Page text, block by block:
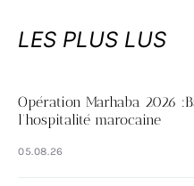
LES PLUS LUS
Opération Marhaba 2026
l’hospitalité marocaine
05.08.26